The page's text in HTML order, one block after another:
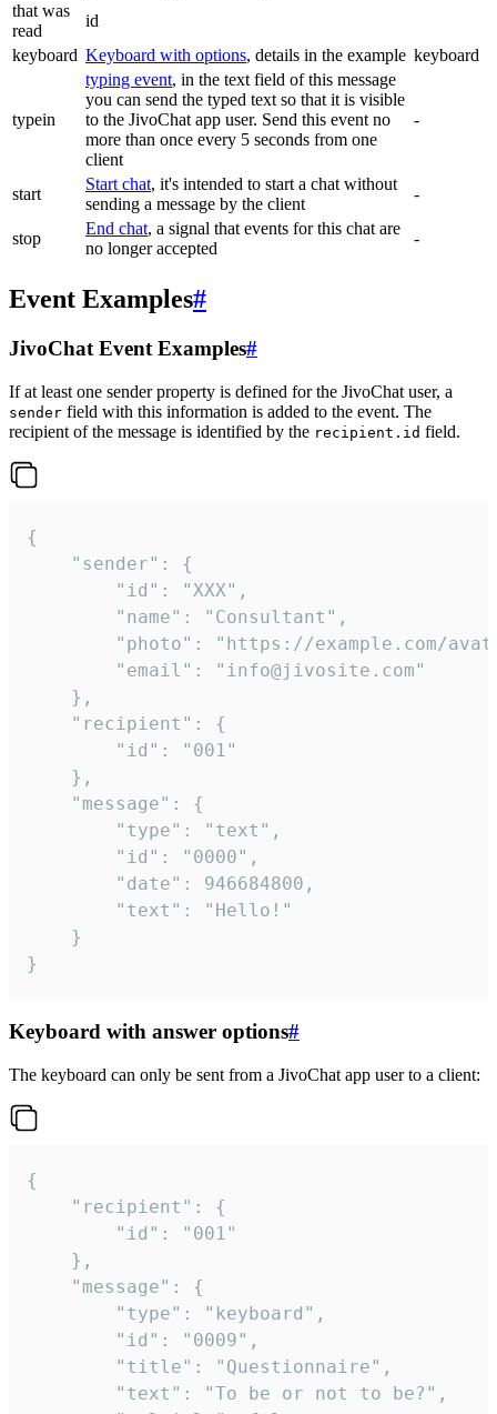
that was
read
id
keyboard Keyboard with options, details in the example keyboard
typein
typing event, in the text field of this message
you can send the typed text so that it is visible
to the JivoChat app user. Send this event no
more than once every 5 seconds from one
client
-
start
Start chat, it's intended to start a chat without
sending a message by the client
-
stop
End chat, a signal that events for this chat are
no longer accepted
-
Event Examples#
JivoChat Event Examples#
If at least one sender property is defined for the JivoChat user, a
sender field with this information is added to the event. The
recipient of the message is identified by the recipient.id field.
{
}
Keyboard with answer options#
The keyboard can only be sent from a JivoChat app user to a client:
{